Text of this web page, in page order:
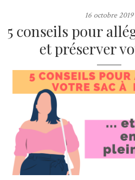
16 octobre 2019
5 conseils pour
et préserver